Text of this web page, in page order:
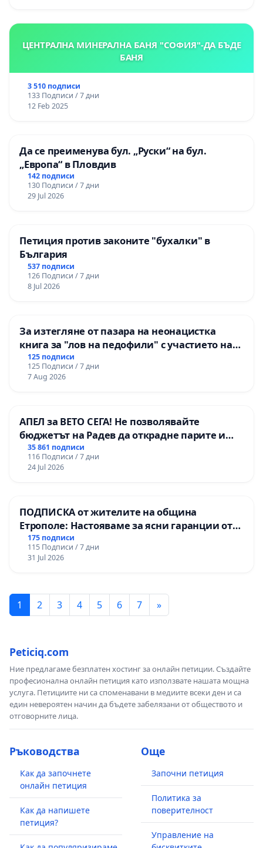
ЦЕНТРАЛНА МИНЕРАЛНА БАНЯ "СОФИЯ"-ДА БЪДЕ
БАНЯ
3 510 подписи
133 Подписи / 7 дни
12 Feb 2025
Да се преименува бул. „Руски“ на бул.
„Европа“ в Пловдив
142 подписи
130 Подписи / 7 дни
29 Jul 2026
Петиция против законите "бухалки" в
България
537 подписи
126 Подписи / 7 дни
8 Jul 2026
За изтегляне от пазара на неонацистка
книга за "лов на педофили" с участието на
деца
125 подписи
125 Подписи / 7 дни
7 Aug 2026
АПЕЛ за ВЕТО СЕГА! Не позволявайте
бюджетът на Радев да открадне парите и
правата ни в тъмното
35 861 подписи
116 Подписи / 7 дни
24 Jul 2026
ПОДПИСКА от жителите на община
Етрополе: Настояваме за ясни гаранции от
“Елаците-МЕД” АД и от държавата, че ще се
изпълнят всички екологични норми!
175 подписи
115 Подписи / 7 дни
31 Jul 2026
1 2 3 4 5 6 7 »
Peticiq.com
Ние предлагаме безплатен хостинг за онлайн петиции. Създайте
професионална онлайн петиция като използвате нашата мощна
услуга. Петициите ни са споменавани в медиите всеки ден и са
един невероятен начин да бъдете забелязани от обществото и
отговорните лица.
Ръководства
Как да започнете
онлайн петиция
Как да напишете
петиция?
Още
Започни петиция
Политика за
поверителност
Управление на